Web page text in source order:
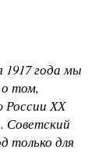
года мы
о том,
России ХХ
Советский
только для